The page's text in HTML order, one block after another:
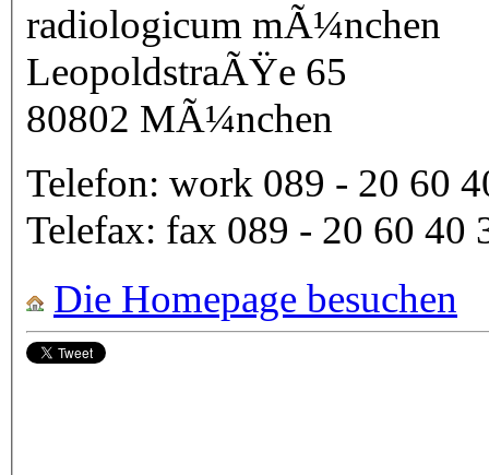
radiologicum mÃ¼nchen
LeopoldstraÃŸe 65
80802 MÃ¼nchen
Telefon: work 089 - 20 60
Telefax: fax 089 - 20 60 40
Die Homepage besuchen